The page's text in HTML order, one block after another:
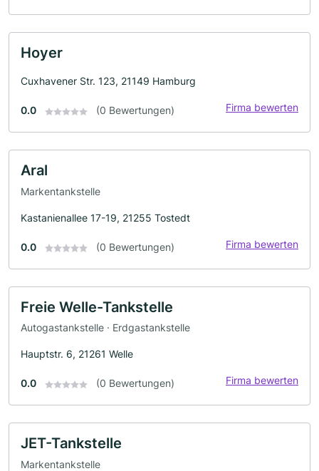
Hoyer
Cuxhavener Str. 123, 21149 Hamburg
0.0 (0 Bewertungen) Firma bewerten
Aral
Markentankstelle
Kastanienallee 17-19, 21255 Tostedt
0.0 (0 Bewertungen) Firma bewerten
Freie Welle-Tankstelle
Autogastankstelle · Erdgastankstelle
Hauptstr. 6, 21261 Welle
0.0 (0 Bewertungen) Firma bewerten
JET-Tankstelle
Markentankstelle